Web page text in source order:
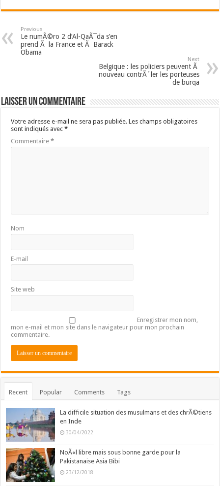
Previous
Le numÃ©ro 2 d’Al-QaÃ¯da s’en
prend Ã la France et Ã Barack
Obama
Next
Belgique : les policiers peuvent Ã
nouveau contrÃ´ler les porteuses
de burqa
Laisser un commentaire
Votre adresse e-mail ne sera pas publiée. Les champs obligatoires
sont indiqués avec*
Commentaire*
Nom
E-mail
Site web
Enregistrer mon nom,
mon e-mail et mon site dans le navigateur pour mon prochain
commentaire.
Recent Popular Comments Tags
La difficile situation des musulmans et des chrÃ©tiens
en Inde
30/04/2022
NoÃ«l libre mais sous bonne garde pour la
Pakistanaise Asia Bibi
23/12/2018